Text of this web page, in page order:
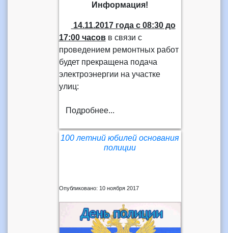
Информация!
14.11.2017 годас 08:30 до
17:00 часовв связи с
проведением ремонтных работ
будет прекращена подача
электроэнергии на участке
улиц:
Подробнее...
100 летний юбилей основания
полиции
Опубликовано: 10 ноября 2017